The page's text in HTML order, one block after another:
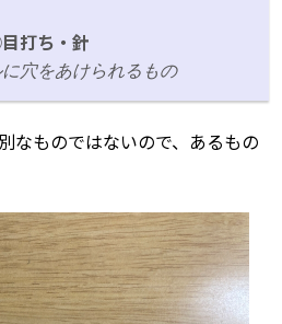
打ち・針
穴をあけられるもの
ものではないので、あるもの